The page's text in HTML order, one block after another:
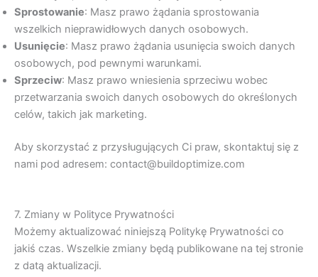
Sprostowanie: Masz prawo żądania sprostowania
wszelkich nieprawidłowych danych osobowych.
Usunięcie: Masz prawo żądania usunięcia swoich danych
osobowych, pod pewnymi warunkami.
Sprzeciw: Masz prawo wniesienia sprzeciwu wobec
przetwarzania swoich danych osobowych do określonych
celów, takich jak marketing.
Aby skorzystać z przysługujących Ci praw, skontaktuj się z
nami pod adresem: contact@buildoptimize.com
7. Zmiany w Polityce Prywatności
Możemy aktualizować niniejszą Politykę Prywatności co
jakiś czas. Wszelkie zmiany będą publikowane na tej stronie
z datą aktualizacji.